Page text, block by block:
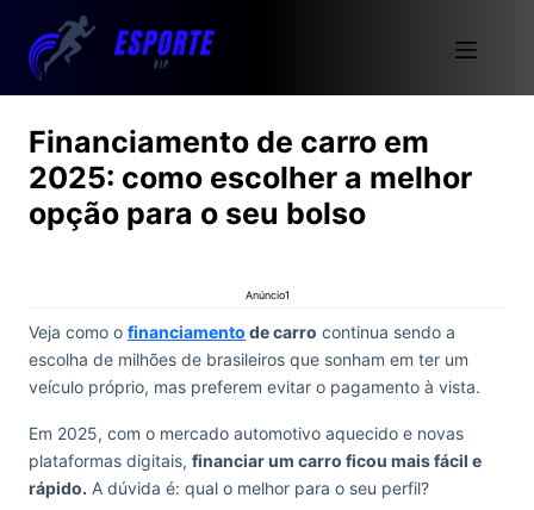
Financiamento de carro em
2025: como escolher a melhor
opção para o seu bolso
Anúncio1
Veja como o financiamento de carro continua sendo a
escolha de milhões de brasileiros que sonham em ter um
veículo próprio, mas preferem evitar o pagamento à vista.
Em 2025, com o mercado automotivo aquecido e novas
plataformas digitais, financiar um carro ficou mais fácil e
rápido. A dúvida é: qual o melhor para o seu perfil?